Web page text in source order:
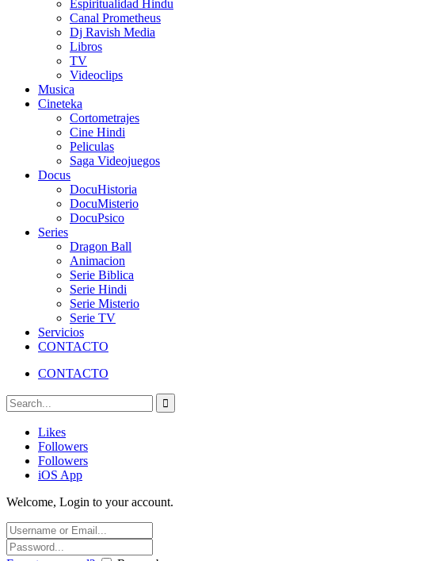
Espiritualidad Hindu
Canal Prometheus
Dj Ravish Media
Libros
TV
Videoclips
Musica
Cineteka
Cortometrajes
Cine Hindi
Peliculas
Saga Videojuegos
Docus
DocuHistoria
DocuMisterio
DocuPsico
Series
Dragon Ball
Animacion
Serie Biblica
Serie Hindi
Serie Misterio
Serie TV
Servicios
CONTACTO
CONTACTO
Likes
Followers
Followers
iOS App
Welcome, Login to your account.